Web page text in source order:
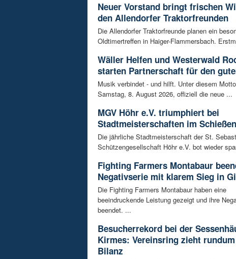
Neuer Vorstand bringt frischen
den Allendorfer Traktorfreunden
Die Allendorfer Traktorfreunde planen ein
Oldtimertreffen in Haiger-Flammersbach.
Wäller Helfen und Westerwald
starten Partnerschaft für den
Musik verbindet - und hilft. Unter diesem
Samstag, 8. August 2026, offiziell die neue ...
MGV Höhr e.V. triumphiert bei
Stadtmeisterschaften im Schießen
Die jährliche Stadtmeisterschaft der St.
Schützengesellschaft Höhr e.V. bot wieder
Fighting Farmers Montabaur
Negativserie mit klarem Sieg in
Die Fighting Farmers Montabaur haben eine
beeindruckende Leistung gezeigt und ihre
beendet. ...
Besucherrekord bei der
Kirmes: Vereinsring zieht
Bilanz